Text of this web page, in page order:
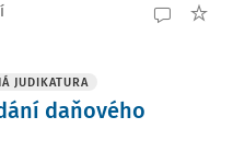
JUDIKATURA
daňového